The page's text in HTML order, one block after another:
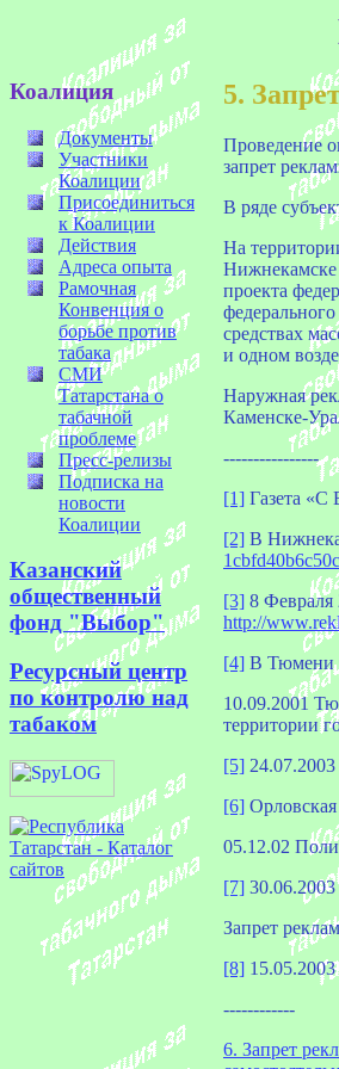
Коалиция
Документы
Участники
Коалиции
Присоединиться
к Коалиции
Действия
Адреса опыта
Рамочная
Конвенция о
борьбе против
табака
СМИ
Татарстана о
табачной
проблеме
Пресс-релизы
Подписка на
новости
Коалиции
Казанский
общественный
фонд "Выбор"
Ресурсный центр
по контролю над
табаком
5.
Проведение
запрет
В ряде
На
Нижнекамске
проекта
средствах
и одном
Наружная
Каменске-
----------------
[1] Газета «С
[2] В
[3] 8 Февраля
http://
[4] В Тюмени
10.09.2001
территории
[5]
[6]
05.12.02
[7]
Запрет
[8]
------------
6. Запрет